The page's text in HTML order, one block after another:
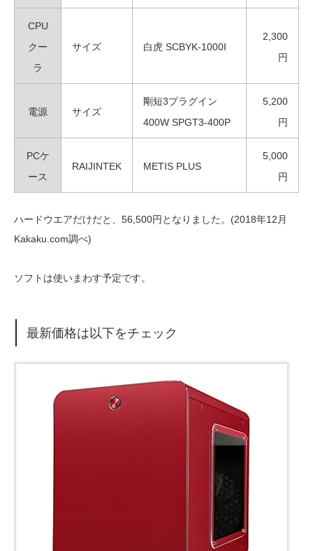
CPU
クー
ラ
サイズ 白虎 SCBYK-1000I
2,300
円
電源 サイズ
剛短3プラグイン
400W SPGT3-400P
5,200
円
PCケ
ース
RAIJINTEK METIS PLUS
5,000
円
ハードウエアだけだと、56,500円となりました。(2018年12月
Kakaku.com調べ)
ソフトは使いまわす予定です。
最新価格は以下をチェック